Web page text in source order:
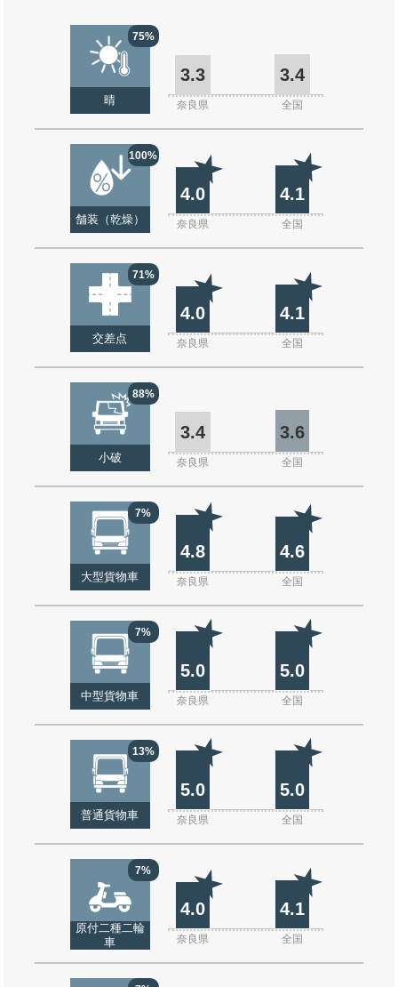
75%
晴
3.3 3.4
奈良県 全国
100%
舗装（乾燥）
4.0 4.1
奈良県 全国
71%
交差点
4.0 4.1
奈良県 全国
88%
小破
3.4 3.6
奈良県 全国
7%
大型貨物車
4.8 4.6
奈良県 全国
7%
中型貨物車
5.0 5.0
奈良県 全国
13%
普通貨物車
5.0 5.0
奈良県 全国
7%
原付二種二輪
車
4.0 4.1
奈良県 全国